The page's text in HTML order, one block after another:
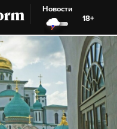
Новости
18+